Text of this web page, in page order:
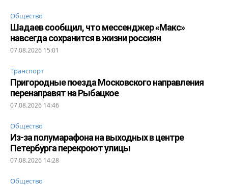
Общество
Шадаев сообщил, что мессенджер «Макс»
навсегда сохранится в жизни россиян
07.08.2026 15:01
Транспорт
Пригородные поезда Московского направления
перенаправят на Рыбацкое
07.08.2026 14:46
Общество
Из-за полумарафона на выходных в центре
Петербурга перекроют улицы
07.08.2026 14:28
Общество